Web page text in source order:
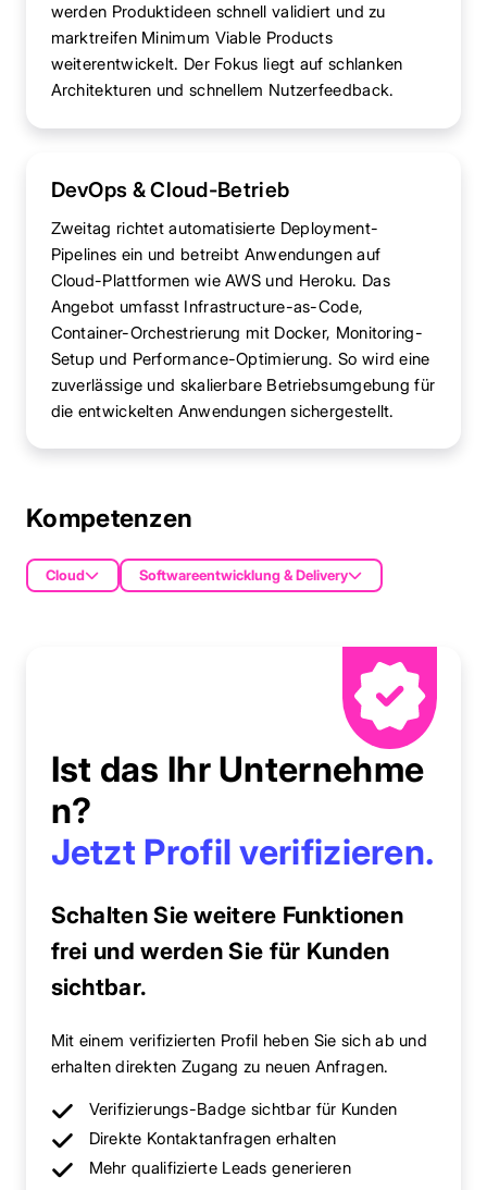
werden Produktideen schnell validiert und zu
marktreifen Minimum Viable Products
weiterentwickelt. Der Fokus liegt auf schlanken
Architekturen und schnellem Nutzerfeedback.
DevOps & Cloud-Betrieb
Zweitag richtet automatisierte Deployment-
Pipelines ein und betreibt Anwendungen auf
Cloud-Plattformen wie AWS und Heroku. Das
Angebot umfasst Infrastructure-as-Code,
Container-Orchestrierung mit Docker, Monitoring-
Setup und Performance-Optimierung. So wird eine
zuverlässige und skalierbare Betriebsumgebung für
die entwickelten Anwendungen sichergestellt.
Kompetenzen
Cloud Softwareentwicklung & Delivery
Ist das Ihr Unternehme
n?
Jetzt Profil verifizieren.
Schalten Sie weitere Funktionen
frei und werden Sie für Kunden
sichtbar.
Mit einem verifizierten Profil heben Sie sich ab und
erhalten direkten Zugang zu neuen Anfragen.
Verifizierungs-Badge sichtbar für Kunden
Direkte Kontaktanfragen erhalten
Mehr qualifizierte Leads generieren